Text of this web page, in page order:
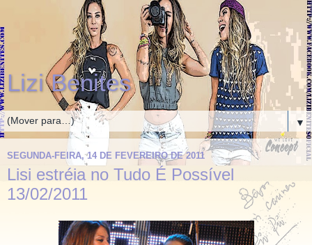
Lizi Benites
▼
SEGUNDA-FEIRA, 14 DE FEVEREIRO DE 2011
Lisi estréia no Tudo É Possível
13/02/2011